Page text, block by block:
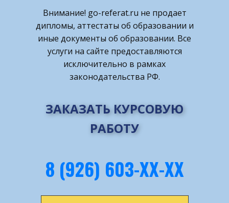
Внимание! ​go-referat.ru не продает
дипломы, аттестаты об образовании и
иные документы об образовании. Все
услуги на сайте предоставляются
исключительно в рамках
законодательства РФ.
ЗАКАЗАТЬ КУРСОВУЮ
РАБОТУ
8 (926) 603-ХХ-ХХ